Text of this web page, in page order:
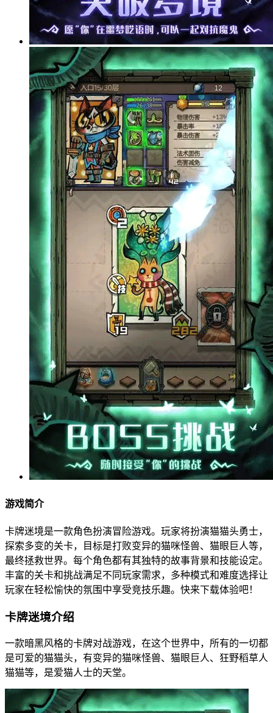
游戏简介
卡牌迷境是一款角色扮演冒险游戏。玩家将扮演猫猫头勇士，
探索多变的关卡，目标是打败变异的猫咪怪兽、猫眼巨人等，
最终拯救世界。每个角色都有其独特的故事背景和技能设定。
丰富的关卡和挑战满足不同玩家需求，多种模式和难度选择让
玩家在轻松愉快的氛围中享受竞技乐趣。快来下载体验吧！
卡牌迷境介绍
一款暗黑风格的卡牌对战游戏，在这个世界中，所有的一切都
是可爱的猫猫头，有变异的猫咪怪兽、猫眼巨人、狂野稻草人
猫猫等，是爱猫人士的天堂。